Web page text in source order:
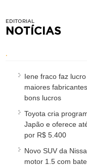
EDITORIAL
NOTÍCIAS
.
Iene fraco faz
maiores
bons lucros
Toyota cria
Japão e oferece
por R$ 5.400
Novo SUV da
motor 1.5 com